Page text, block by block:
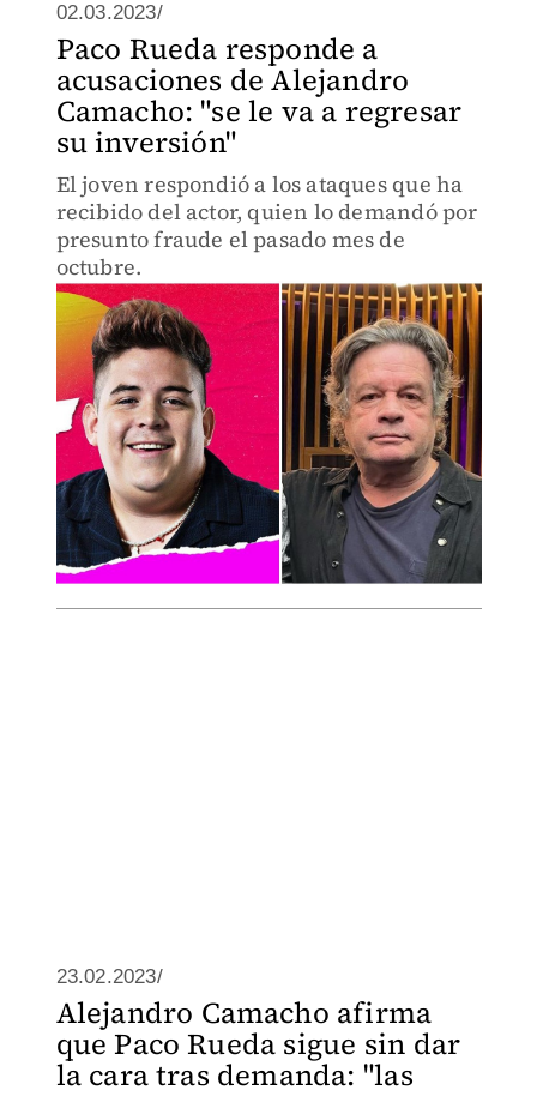
02.03.2023/
Paco Rueda responde a
acusaciones de Alejandro
Camacho: "se le va a regresar
su inversión"
El joven respondió a los ataques que ha
recibido del actor, quien lo demandó por
presunto fraude el pasado mes de
octubre.
23.02.2023/
Alejandro Camacho afirma
que Paco Rueda sigue sin dar
la cara tras demanda: "las